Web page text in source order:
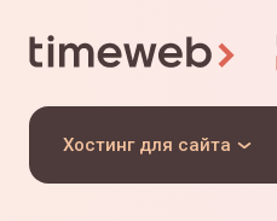
Хостинг для сайта